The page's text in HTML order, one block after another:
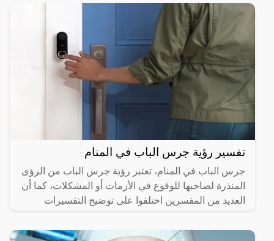
تفسير رؤية جرس الباب في المنام
جرس الباب في المنام، تعتبر رؤية جرس الباب من الرؤى
المنذرة لصاحبها للوقوع في الأزمات أو المشكلات، كما أن
العديد من المفسرين اختلفوا على توضيح التفسيرات